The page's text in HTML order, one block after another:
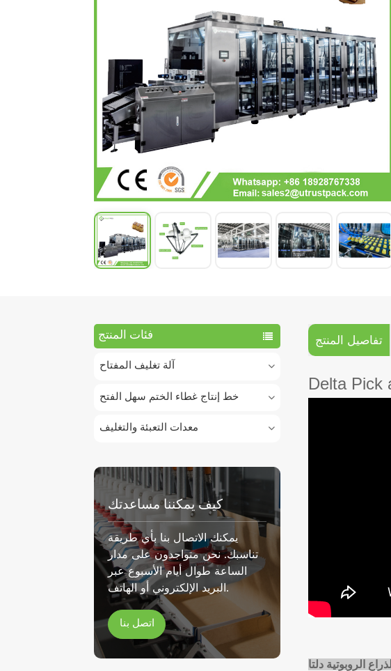
فئات المنتج
آلة تغليف المفتاح
خط إنتاج غطاء الختم سهل الفتح
معدات التعبئة والتغليف
كيف يمكننا مساعدتك
يمكنك الاتصال بنا بأي طريقة
تناسبك. نحن متواجدون على مدار
الساعة طوال أيام الأسبوع عبر
البريد الإلكتروني أو الهاتف.
اتصل بنا
تفاصيل المنتج